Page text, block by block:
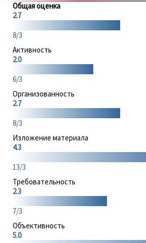
Общая оценка
2.7
8/3
Активность
2.0
6/3
Организованность
2.7
8/3
Изложение материала
4.3
13/3
Требовательность
2.3
7/3
Объективность
5.0